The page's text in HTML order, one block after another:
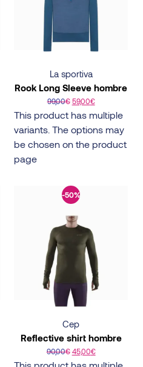
La sportiva
Rook Long Sleeve hombre
99,00€ 59,00€
This product has multiple
variants. The options may
be chosen on the product
page
-50%
Cep
Reflective shirt hombre
90,00€ 45,00€